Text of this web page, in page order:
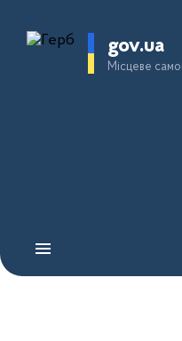
gov.ua
Місцеве